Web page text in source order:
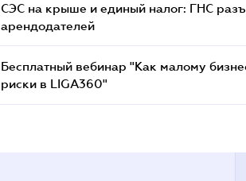
СЭС на крыше и единый налог: ГНС
арендодателей
Бесплатный вебинар "Как малому
риски в LIGA360"